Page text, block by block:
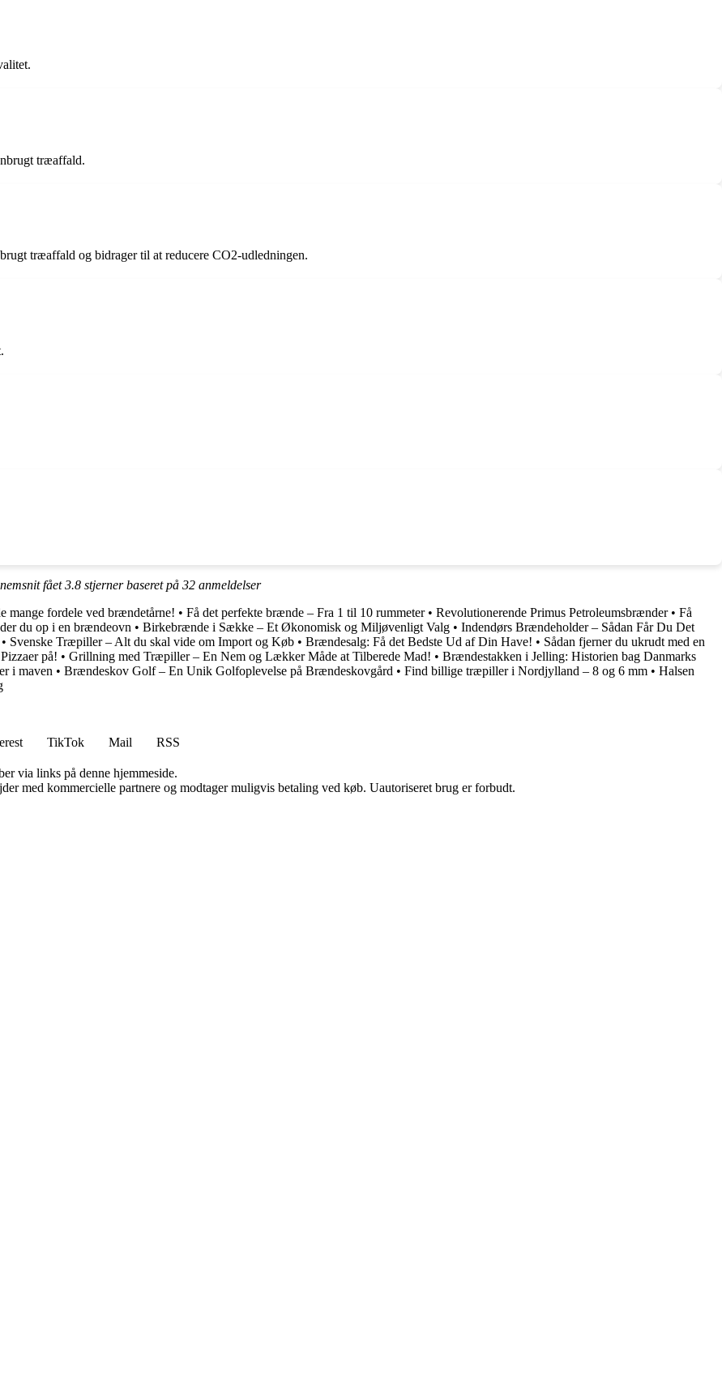
træaffald.
træaffald og bidrager til at reducere CO2-udledningen.
fået3.8 stjerner baseret på 32 anmeldelser
mange fordele ved brændetårne! • Få det perfekte brænde – Fra 1 til 10 rummeter• Revolutionerende Primus Petroleumsbrænder• Få
du op i en brændeovn • Birkebrænde i Sække – Et Økonomisk og Miljøvenligt Valg • Indendørs Brændeholder – Sådan Får Du Det
• Svenske Træpiller – Alt du skal vide om Import og Køb • Brændesalg: Få det Bedste Ud af Din Have! • Sådan fjerner du ukrudt med en
på! • Grillning med Træpiller – En Nem og Lækker Måde at Tilberede Mad! • Brændestakken i Jelling: Historien bag Danmarks
i maven • Brændeskov Golf – En Unik Golfoplevelse på Brændeskovgård • Find billige træpiller i Nordjylland – 8 og 6 mm • Halsen
TikTok Mail
RSS
via links på denne hjemmeside.
med kommercielle partnere og modtager muligvis betaling ved køb. Uautoriseret brug er forbudt.